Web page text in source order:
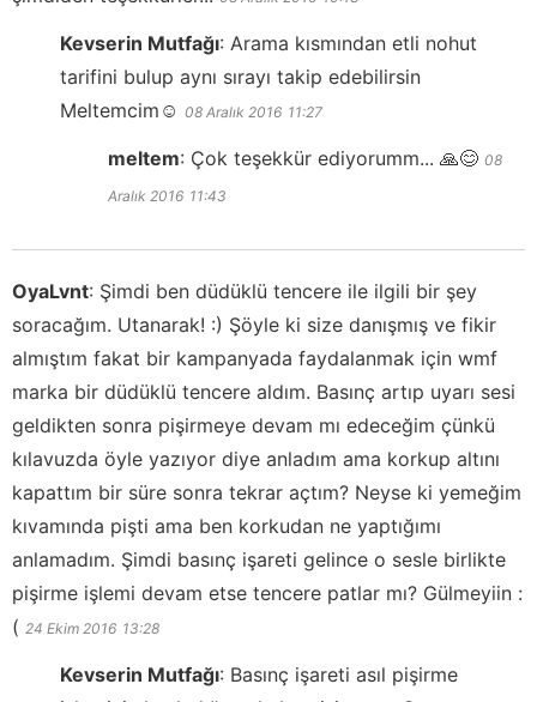
Kevserin Mutfağı: Arama kısmından etli nohut
tarifini bulup aynı sırayı takip edebilirsin
Meltemcim☺️ 08 Aralık 2016 11:27
meltem: Çok teşekkür ediyorumm... 🙏😊 08
Aralık 2016 11:43
OyaLvnt: Şimdi ben düdüklü tencere ile ilgili bir şey
soracağım. Utanarak! :) Şöyle ki size danışmış ve fikir
almıştım fakat bir kampanyada faydalanmak için wmf
marka bir düdüklü tencere aldım. Basınç artıp uyarı sesi
geldikten sonra pişirmeye devam mı edeceğim çünkü
kılavuzda öyle yazıyor diye anladım ama korkup altını
kapattım bir süre sonra tekrar açtım? Neyse ki yemeğim
kıvamında pişti ama ben korkudan ne yaptığımı
anlamadım. Şimdi basınç işareti gelince o sesle birlikte
pişirme işlemi devam etse tencere patlar mı? Gülmeyiin :
( 24 Ekim 2016 13:28
Kevserin Mutfağı: Basınç işareti asıl pişirme